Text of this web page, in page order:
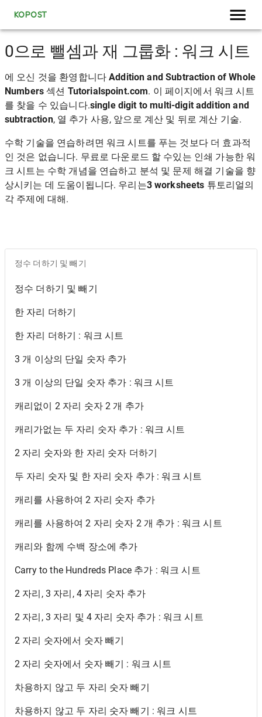
KOPOST
0으로 뺄셈과 재 그룹화 : 워크 시트
에 오신 것을 환영합니다Addition and Subtraction of Whole
Numbers 섹션 Tutorialspoint.com. 이 페이지에서 워크 시트
를 찾을 수 있습니다.single digit to multi-digit addition and
subtraction, 열 추가 사용, 앞으로 계산 및 뒤로 계산 기술.
수학 기술을 연습하려면 워크 시트를 푸는 것보다 더 효과적
인 것은 없습니다. 무료로 다운로드 할 수있는 인쇄 가능한 워
크 시트는 수학 개념을 연습하고 분석 및 문제 해결 기술을 향
상시키는 데 도움이됩니다. 우리는3 worksheets 튜토리얼의
각 주제에 대해.
정수 더하기 및 빼기
정수 더하기 및 빼기
한 자리 더하기
한 자리 더하기 : 워크 시트
3 개 이상의 단일 숫자 추가
3 개 이상의 단일 숫자 추가 : 워크 시트
캐리없이 2 자리 숫자 2 개 추가
캐리가없는 두 자리 숫자 추가 : 워크 시트
2 자리 숫자와 한 자리 숫자 더하기
두 자리 숫자 및 한 자리 숫자 추가 : 워크 시트
캐리를 사용하여 2 자리 숫자 추가
캐리를 사용하여 2 자리 숫자 2 개 추가 : 워크 시트
캐리와 함께 수백 장소에 추가
Carry to the Hundreds Place 추가 : 워크 시트
2 자리, 3 자리, 4 자리 숫자 추가
2 자리, 3 자리 및 4 자리 숫자 추가 : 워크 시트
2 자리 숫자에서 숫자 빼기
2 자리 숫자에서 숫자 빼기 : 워크 시트
차용하지 않고 두 자리 숫자 빼기
차용하지 않고 두 자리 숫자 빼기 : 워크 시트